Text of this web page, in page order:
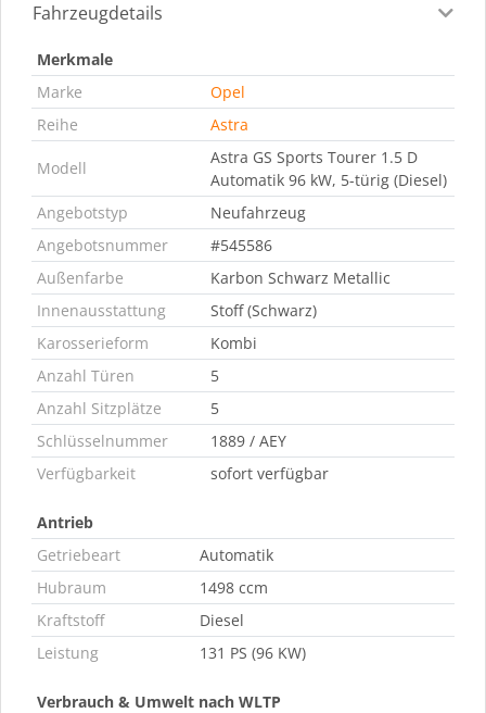
Fahrzeugdetails
Merkmale
Marke
Opel
Reihe
Astra
Modell
Astra GS Sports Tourer 1.5 D
Automatik 96 kW, 5-türig (Diesel)
Angebotstyp
Neufahrzeug
Angebotsnummer
#545586
Außenfarbe
Karbon Schwarz Metallic
Innenausstattung
Stoff (Schwarz)
Karosserieform
Kombi
Anzahl Türen
5
Anzahl Sitzplätze
5
Schlüsselnummer
1889 / AEY
Verfügbarkeit
sofort verfügbar
Antrieb
Getriebeart
Automatik
Hubraum
1498 ccm
Kraftstoff
Diesel
Leistung
131 PS (96 KW)
Verbrauch & Umwelt nach WLTP